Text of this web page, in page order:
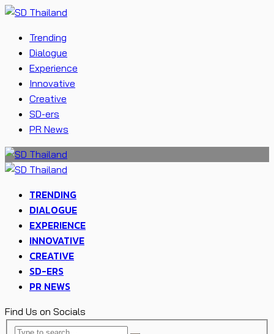
Trending
Dialogue
Experience
Innovative
Creative
SD-ers
PR News
TRENDING
DIALOGUE
EXPERIENCE
INNOVATIVE
CREATIVE
SD-ERS
PR NEWS
Find Us on Socials